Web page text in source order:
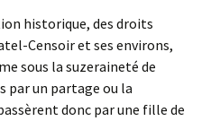
historique, des droits
Censoir et ses environs,
sous la suzeraineté de
par un partage ou la
donc par une fille de